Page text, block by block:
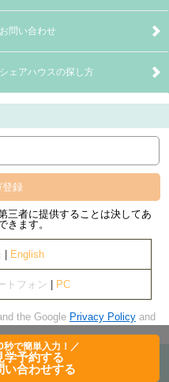
秒で簡単入力！／
学予約する
い合わせする
お問い合わせ
シェアハウスの探し方
登録
三者に提供することは決してあ
きます。
English
トフォン PC
the Google Privacy Policy and